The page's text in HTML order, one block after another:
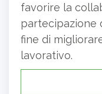
favorire la
partecipazione
fine di
lavorativo.